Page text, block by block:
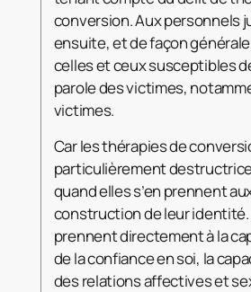
conversion. Aux personnels
ensuite, et de façon
celles et ceux susceptibles
parole des victimes,
victimes.
Car les thérapies de
particulièrement
quand elles s’en prennent
construction de leur identité.
prennent directement à la
de la confiance en soi, la
des relations affectives et